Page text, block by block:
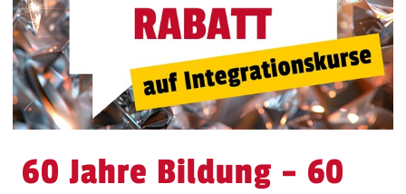
60 Jahre Bildung – 60